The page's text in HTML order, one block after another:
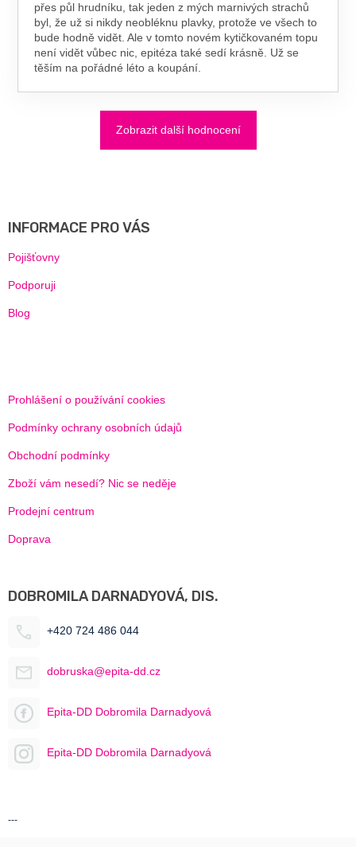
přes půl hrudníku, tak jeden z mých marnivých strachů
byl, že už si nikdy neobléknu plavky, protože ve všech to
bude hodně vidět. Ale v tomto novém kytičkovaném topu
není vidět vůbec nic, epitéza také sedí krásně. Už se
těším na pořádné léto a koupání.
Zobrazit další hodnocení
INFORMACE PRO VÁS
Pojišťovny
Podporuji
Blog
Prohlášení o používání cookies
Podmínky ochrany osobních údajů
Obchodní podmínky
Zboží vám nesedí? Nic se neděje
Prodejní centrum
Doprava
DOBROMILA DARNADYOVÁ, DIS.
+420 724 486 044
dobruska@epita-dd.cz
Epita-DD Dobromila Darnadyová
Epita-DD Dobromila Darnadyová
---